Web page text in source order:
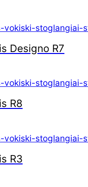
Designo R7
R8
R3